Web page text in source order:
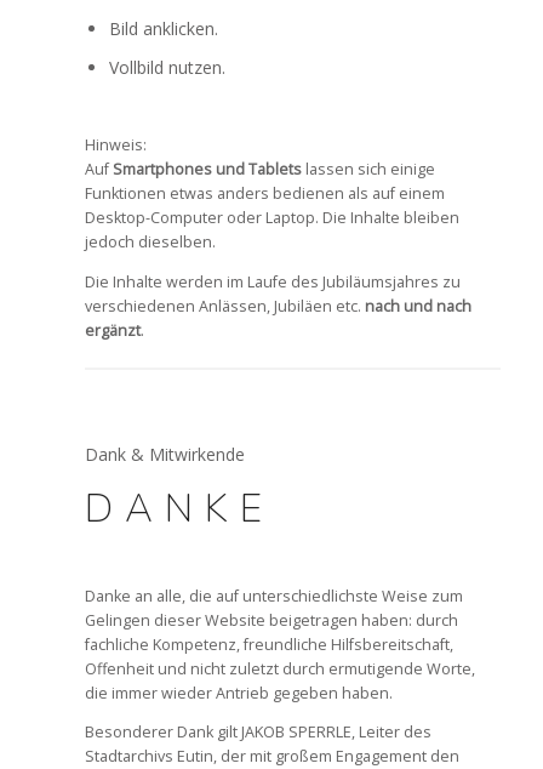
Bild anklicken.
Vollbild nutzen.
Hinweis:
AufSmartphones und Tablets lassen sich einige
Funktionen etwas anders bedienen als auf einem
Desktop-Computer oder Laptop. Die Inhalte bleiben
jedoch dieselben.
Die Inhalte werden im Laufe des Jubiläumsjahres zu
verschiedenen Anlässen, Jubiläen etc. nach und nach
ergänzt.
Dank & Mitwirkende
DANKE
Danke an alle, die auf unterschiedlichste Weise zum
Gelingen dieser Website beigetragen haben: durch
fachliche Kompetenz, freundliche Hilfsbereitschaft,
Offenheit und nicht zuletzt durch ermutigende Worte,
die immer wieder Antrieb gegeben haben.
Besonderer Dank gilt JAKOB SPERRLE, Leiter des
Stadtarchivs Eutin, der mit großem Engagement den